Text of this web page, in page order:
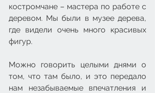
костромчане – мастера по работе с
деревом. Мы были в музее дерева,
где видели очень много красивых
фигур.
Можно говорить целыми днями о
том, что там было, и это передало
нам незабываемые впечатления и